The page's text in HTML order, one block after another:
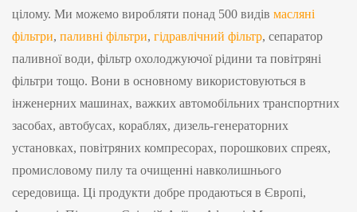
цілому. Ми можемо виробляти понад 500 видів масляні
фільтри, паливні фільтри, гідравлічний фільтр, сепаратор
паливної води, фільтр охолоджуючої рідини та повітряні
фільтри тощо. Вони в основному використовуються в
інженерних машинах, важких автомобільних транспортних
засобах, автобусах, кораблях, дизель-генераторних
установках, повітряних компресорах, порошкових спреях,
промисловому пилу та очищенні навколишнього
середовища. Ці продукти добре продаються в Європі,